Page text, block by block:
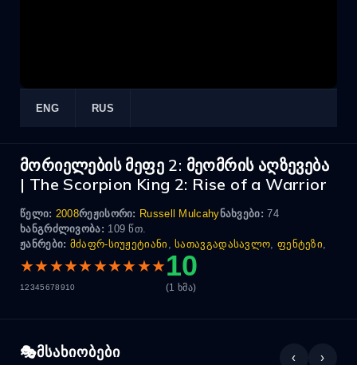
ENG RUS
მორიელების მეფე 2: მეომრის აღზევება
| The Scorpion King 2: Rise of a Warrior
წელი: 2008რეჟისორი: Russell Mulcahyნახვები: 74
ხანგრძლივობა: 109 წთ.
ჟანრები: მძაფრ-სიუჟეტიანი ,სათავგადასავლო, ფენტეზი,
★★★★★★★★★★
12345678910
10
(1 ხმა)
მსახიობები ‹ ›